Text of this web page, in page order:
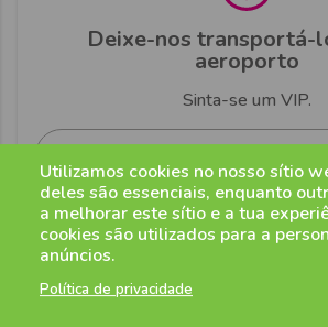
Utilizamos cookies no nosso sítio
deles são essenciais, enquanto
a melhorar este sítio e a tua
cookies são utilizados para a
anúncios.
Política de privacidade
Deixe-nos transportá-
aeroporto
Sinta-se um VIP.
Ganhe mais tempo